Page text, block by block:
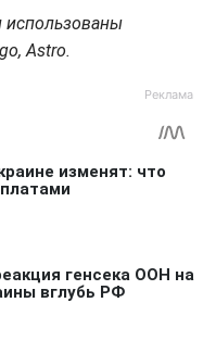
использованы
Astro.